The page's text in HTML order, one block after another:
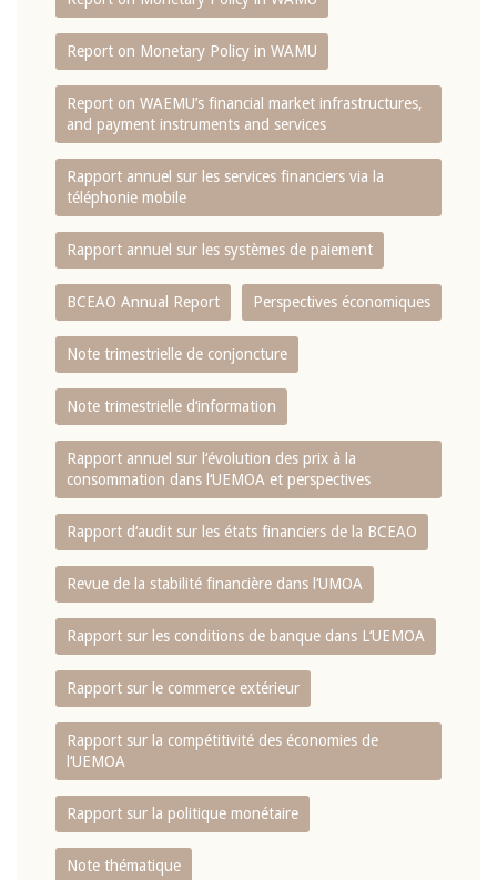
Report on Monetary Policy in WAMU
Report on WAEMU’s financial market infrastructures,
and payment instruments and services
Rapport annuel sur les services financiers via la
téléphonie mobile
Rapport annuel sur les systèmes de paiement
BCEAO Annual Report Perspectives économiques
Note trimestrielle de conjoncture
Note trimestrielle d‘information
Rapport annuel sur l‘évolution des prix à la
consommation dans l‘UEMOA et perspectives
Rapport d‘audit sur les états financiers de la BCEAO
Revue de la stabilité financière dans l‘UMOA
Rapport sur les conditions de banque dans L‘UEMOA
Rapport sur le commerce extérieur
Rapport sur la compétitivité des économies de
l‘UEMOA
Rapport sur la politique monétaire
Note thématique